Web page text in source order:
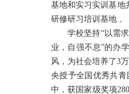
基地和实习实训基地
研修研习培训基地 。
学校坚持“以需
业，自强不息”的办
风，为社会培养了3
央授予全国优秀共
中，获国家级奖项